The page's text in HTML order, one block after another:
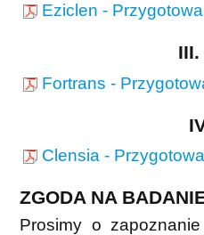
Eziclen -
Fortrans -
Clensia -
ZGODA NA
Prosimy o